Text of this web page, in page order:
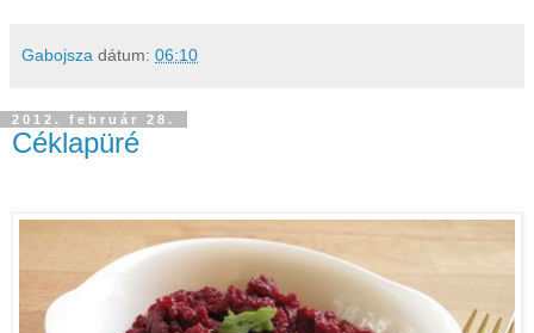
Gabojsza dátum: 06:10
2012. február 28.
Céklapüré